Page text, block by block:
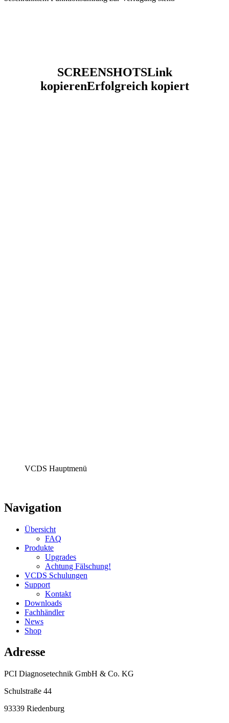
SCREENSHOTSLink
kopierenErfolgreich kopiert
VCDS Hauptmenü
Navigation
Übersicht
FAQ
Produkte
Upgrades
Achtung Fälschung!
VCDS Schulungen
Support
Kontakt
Downloads
Fachhändler
News
Shop
Adresse
PCI Diagnosetechnik GmbH & Co. KG
Schulstraße 44
93339 Riedenburg